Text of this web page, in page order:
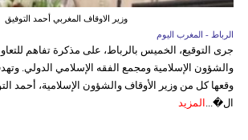
وزير الاوقاف المغربي أحمد التوفيق
الرباط - المغرب اليوم
جرى التوقيع، الخميس بالرباط، على مذكرة تفاهم
والشؤون الإسلامية ومجمع الفقه الإسلامي الدولي.
وقعها كل من وزير الأوقاف والشؤون الإسلامية، أحمد
ال�... المزيد